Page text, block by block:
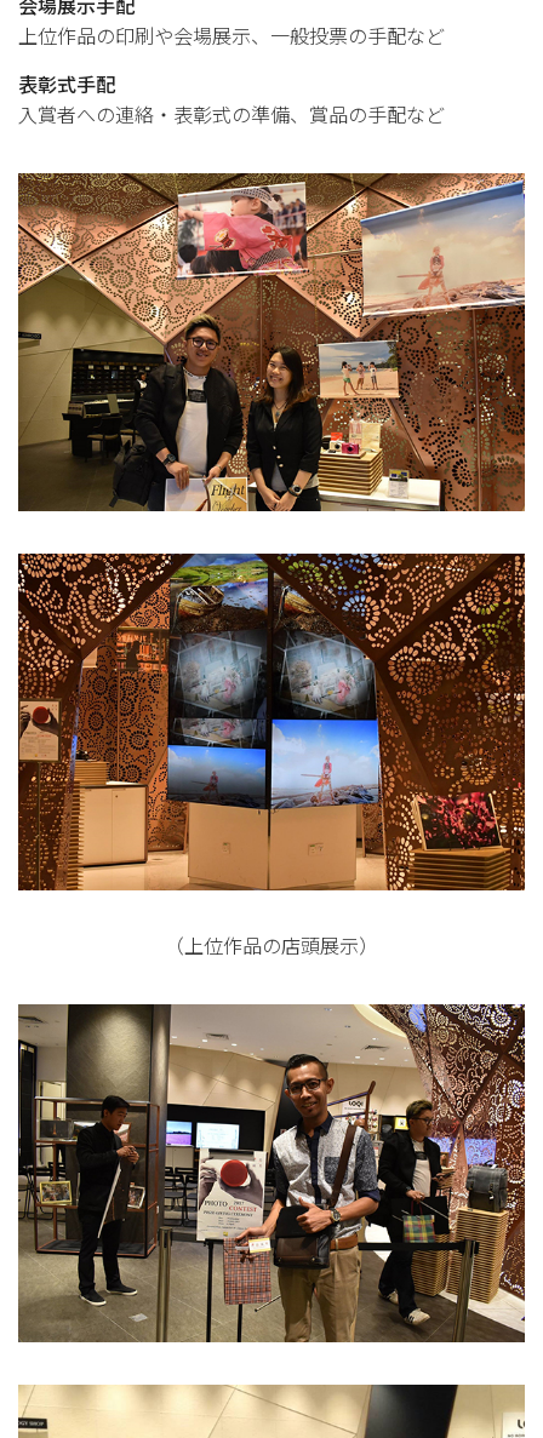
会場展示手配
上位作品の印刷や会場展示、一般投票の手配など
表彰式手配
入賞者への連絡・表彰式の準備、賞品の手配など
（上位作品の店頭展示）